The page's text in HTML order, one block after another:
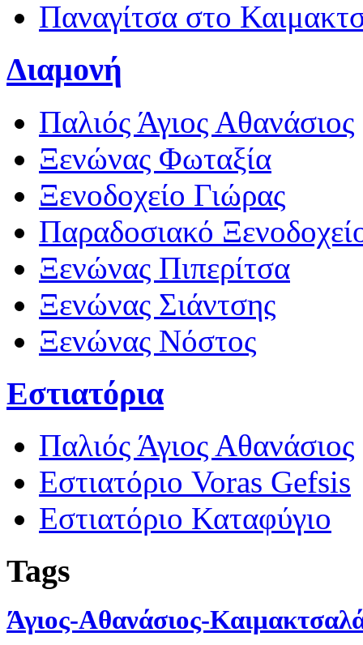
Παναγίτσα στο
Διαμονή
Παλιός Άγιος Αθανάσιος
Ξενώνας Φωταξία
Ξενοδοχείο Γιώρας
Παραδοσιακό
Ξενώνας Πιπερίτσα
Ξενώνας Σιάντσης
Ξενώνας Νόστος
Εστιατόρια
Παλιός Άγιος Αθανάσιος
Εστιατόριο Voras Gefsis
Εστιατόριο Καταφύγιο
Tags
Άγιος-Αθανάσιος-